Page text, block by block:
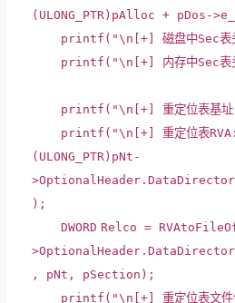
(ULONG_PTR)pAlloc + pDos-
printf( "\n[+] 磁盘中Sec表
printf( "\n[+] 内存中Sec表
printf( "\n[+] 重定位表基址
printf( "\n[+] 重定位表
(ULONG_PTR)pNt-
);
DWORD Relco =
, pNt, pSection);
printf( "\n[+] 重定位表文件